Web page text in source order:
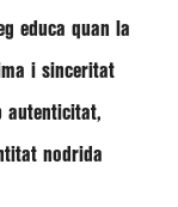
educa quan la
i sinceritat
autenticitat,
nodrida